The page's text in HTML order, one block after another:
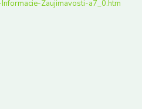
Zaujimavosti-a7_0.htm